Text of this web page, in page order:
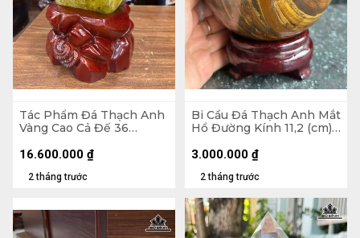
Tác Phẩm Đá Thạch Anh
Vàng Cao Cả Đế 36
Cao Riêng Đá 25 (cm) -
2 tháng trước
16.600.000 ₫
Bi Cầu Đá Thạch Anh Mắt
Hổ Đường Kính 11,2 (cm) -
2 tháng trước
3.000.000 ₫